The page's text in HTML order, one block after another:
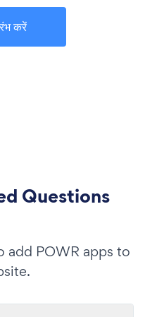
करें
Questions
add POWR apps to